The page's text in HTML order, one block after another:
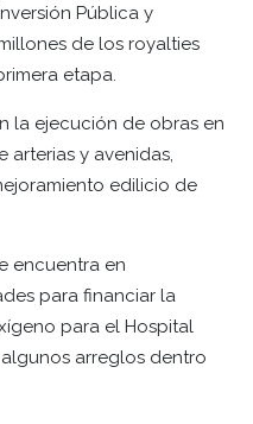
Pública y
de los royalties
etapa.
la ejecución de obras en
y avenidas,
edilicio de
encuentra en
para financiar la
para el Hospital
arreglos dentro